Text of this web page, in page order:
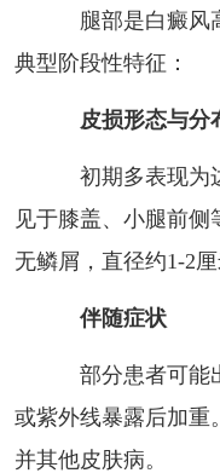
腿部是白癜风高
典型阶段性特征：
皮损形态与分
初期多表现为边
见于膝盖、小腿前
无鳞屑，直径约1-2
伴随症状
部分患者可能出
或紫外线暴露后加重
并其他皮肤病。